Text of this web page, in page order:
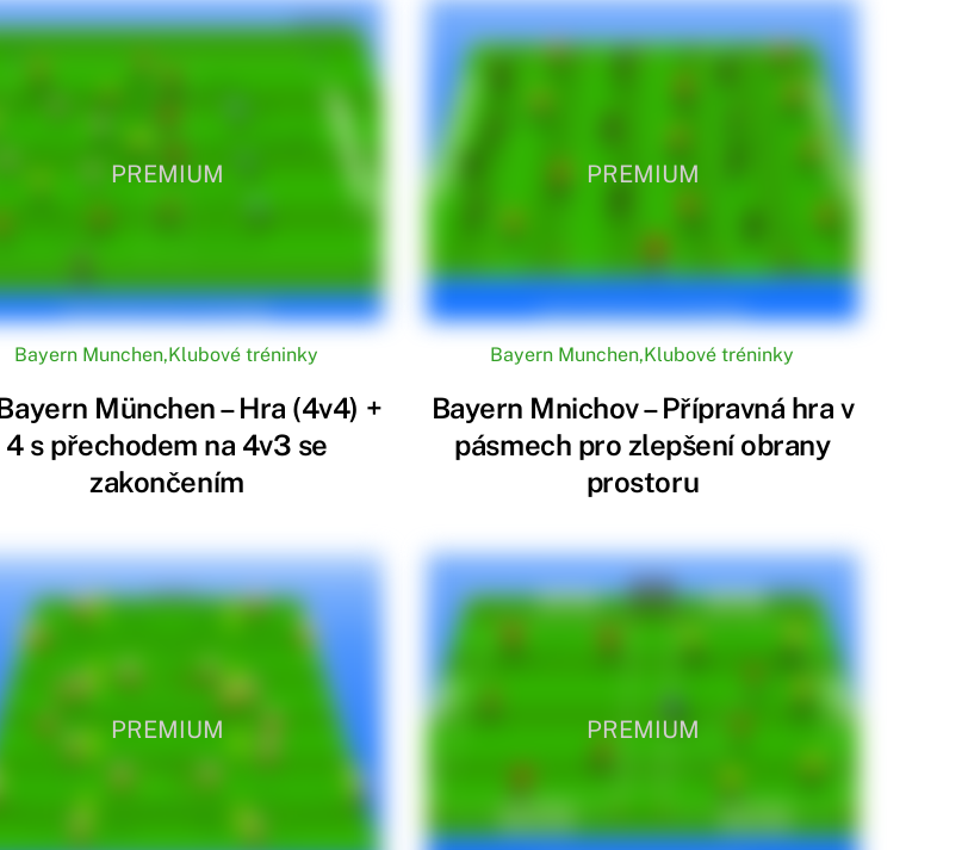
mnoho úspěšných trenérů, mezi něž patří zejména Pep Guardiola a Jupp Heynckes. Tito trenéři
Bayernu Munich a posílili jeho pozici v evropském fotbale.
velký počet oddaných fanoušků nejen v Německu, ale také po celém světě. Jeho zeleno-bílá
a je velmi rozpoznatelná.
jedním z nejbohatších fotbalových klubů na světě. Má silné finanční zázemí, což mu umožňuje
úrovni a získávat kvalitní hráče.
která je známá svojí schopností produkovat talentované mladé hráče. Tato akademie
je „Mia san mia“, což v bavorském dialektu znamená „My jsme my“. Toto motto zdůrazňuje
klubu a jeho oddanost svým hodnotám a fanouškům.
také v oblasti sociální odpovědnosti. Klub podporuje různé charitativní projekty a iniciativy
komunitních programech.
PREMIUM
Bayern Munchen,Klubové tréninky
München – Hra (4v4) +
4 s přechodem na 4v3 se
zakončením
PREMIUM
Bayern Munchen,Klubové tréninky
Bayern Mnichov – Přípravná hra v
pásmech pro zlepšení obrany
prostoru
PREMIUM PREMIUM